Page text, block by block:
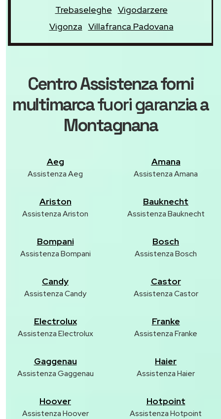
Trebaseleghe Vigodarzere
Vigonza Villafranca Padovana
Centro Assistenza forni
multimarcafuori garanziaa
Montagnana
Aeg
Assistenza Aeg
Amana
Assistenza Amana
Ariston
Assistenza Ariston
Bauknecht
Assistenza Bauknecht
Bompani
Assistenza Bompani
Bosch
Assistenza Bosch
Candy
Assistenza Candy
Castor
Assistenza Castor
Electrolux
Assistenza Electrolux
Franke
Assistenza Franke
Gaggenau
Assistenza Gaggenau
Haier
Assistenza Haier
Hoover
Assistenza Hoover
Hotpoint
Assistenza Hotpoint